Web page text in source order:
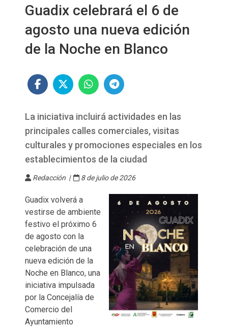
Guadix celebrará el 6 de
agosto una nueva edición
de la Noche en Blanco
La iniciativa incluirá actividades en las
principales calles comerciales, visitas
culturales y promociones especiales en los
establecimientos de la ciudad
Redacción | 8 de julio de 2026
Guadix volverá a
vestirse de ambiente
festivo el próximo 6
de agosto con la
celebración de una
nueva edición de la
Noche en Blanco, una
iniciativa impulsada
por la Concejalía de
Comercio del
Ayuntamiento